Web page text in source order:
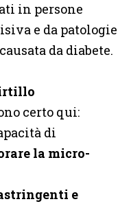
in persone
e da patologie
da diabete.
certo qui:
di
la micro-
e